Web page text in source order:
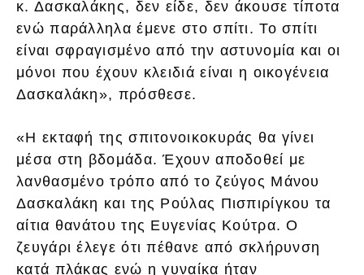
κ. Δασκαλάκης, δεν είδε, δεν άκουσε τίποτα
ενώ παράλληλα έμενε στο σπίτι. Το σπίτι
είναι σφραγισμένο από την αστυνομία και οι
μόνοι που έχουν κλειδιά είναι η οικογένεια
Δασκαλάκη», πρόσθεσε.
«Η εκταφή της σπιτονοικοκυράς θα γίνει
μέσα στη βδομάδα. Έχουν αποδοθεί με
λανθασμένο τρόπο από το ζεύγος Μάνου
Δασκαλάκη και της Ρούλας Πισπιρίγκου τα
αίτια θανάτου της Ευγενίας Κούτρα. Ο
ζευγάρι έλεγε ότι πέθανε από σκλήρυνση
κατά πλάκας ενώ η γυναίκα ήταν